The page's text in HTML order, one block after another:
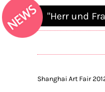
"Herr und
...Die
Passfotos,
Shanghai Art Fair